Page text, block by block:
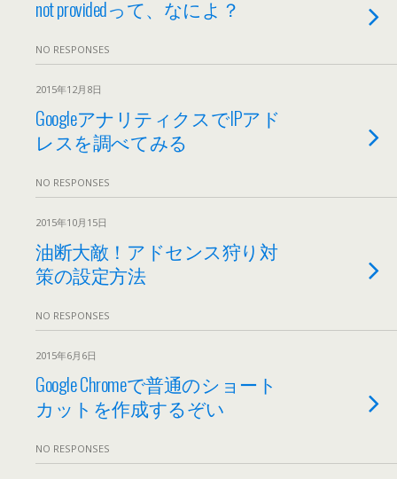
not providedって、なによ？
NO RESPONSES
2015年12月8日
GoogleアナリティクスでIPアド
レスを調べてみる
NO RESPONSES
2015年10月15日
油断大敵！アドセンス狩り対
策の設定方法
NO RESPONSES
2015年6月6日
Google Chromeで普通のショート
カットを作成するぞい
NO RESPONSES